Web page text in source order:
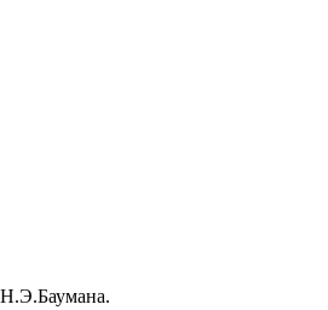
Н.Э.Баумана.